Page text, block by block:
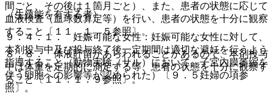
（生殖能を有する者）
９．４．１． 妊娠可能な女性：妊娠可能な女性に対して、
本剤投与中及び投与終了後一定期間は適切な避妊を行うよう
指導すること（動物実験（サル）において、子宮内膜萎縮を
伴う卵胞への影響等が認められた）〔９．５妊婦の項参
照〕。
間ごと、その後は１箇月ごと）、また、患者の状態に応じて
血液検査（血球数算定等）を行い、患者の状態を十分に観察
すること〔１１．１．５参照〕。
８．８． 体液貯留があらわれることがあるので、本剤投与
中は体重を定期的に測定する等、患者の状態を十分に観察す
ること〔１１．１．９参照〕。